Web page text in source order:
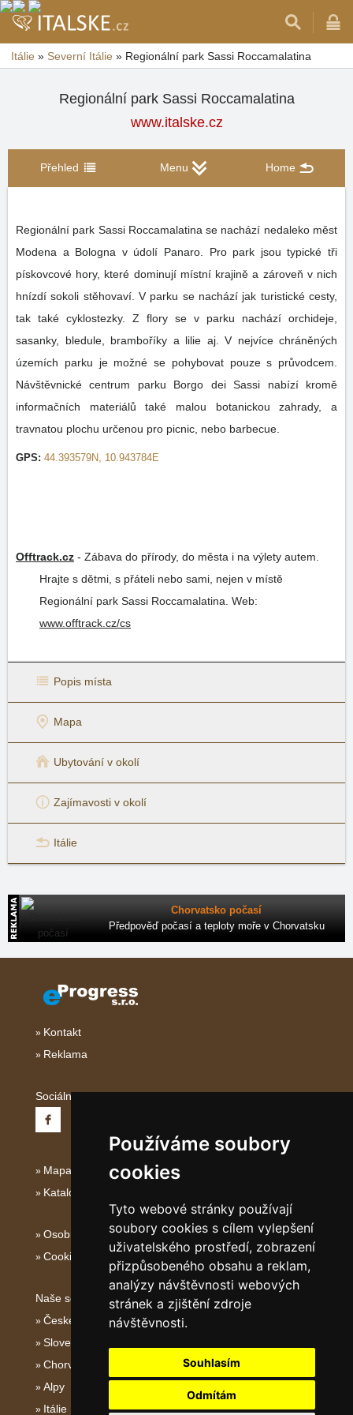
Používáme soubory
cookies
Tyto webové stránky používají
soubory cookies s cílem vylepšení
uživatelského prostředí, zobrazení
přizpůsobeného obsahu a reklam,
analýzy návštěvnosti webových
stránek a zjištění zdroje
návštěvnosti.
Souhlasím
Odmítám
Itálie » Severní Itálie » Regionální park Sassi Roccamalatina
Regionální park Sassi Roccamalatina
www.italske.cz
Přehled Menu Home
Regionální park Sassi Roccamalatina se nachází nedaleko měst
Modena a Bologna v údolí Panaro. Pro park jsou typické tři
pískovcové hory, které dominují místní krajině a zároveň v nich
hnízdí sokoli stěhovaví. V parku se nachází jak turistické cesty,
tak také cyklostezky. Z flory se v parku nachází orchideje,
sasanky, bledule, bramboříky a lilie aj. V nejvíce chráněných
územích parku je možné se pohybovat pouze s průvodcem.
Návštěvnické centrum parku Borgo dei Sassi nabízí kromě
informačních materiálů také malou botanickou zahrady, a
travnatou plochu určenou pro picnic, nebo barbecue.
GPS: 44.393579N, 10.943784E
Offtrack.cz - Zábava do přírody, do města i na výlety autem.
Hrajte s dětmi, s přáteli nebo sami, nejen v místě
Regionální park Sassi Roccamalatina. Web:
www.offtrack.cz/cs
Popis místa
Mapa
Ubytování v okolí
Zajímavosti v okolí
Itálie
Chorvatsko počasí
Předpověď počasí a teploty moře v Chorvatsku
Kontakt
Reklama
Sociální sítě:
Mapa serveru Severní Itálie
Katalog ubytování
Osobní údaje
Cookies
Naše servery:
České hory
Slovenské hory
Chorvatsko
Alpy
Itálie